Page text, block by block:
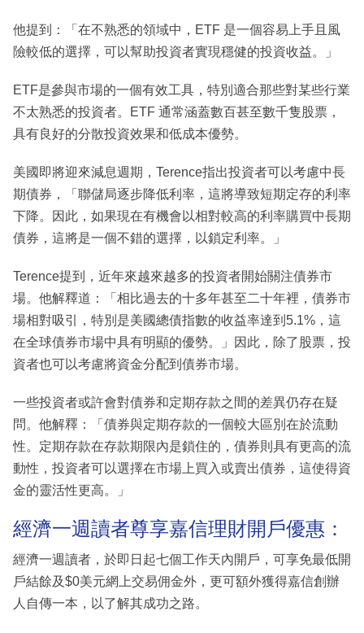
他提到：「在不熟悉的領域中，ETF 是一個容易上手且風
險較低的選擇，可以幫助投資者實現穩健的投資收益。」
ETF是參與市場的一個有效工具，特別適合那些對某些行業
不太熟悉的投資者。ETF 通常涵蓋數百甚至數千隻股票，
具有良好的分散投資效果和低成本優勢。
美國即將迎來減息週期，Terence指出投資者可以考慮中長
期債券，「聯儲局逐步降低利率，這將導致短期定存的利率
下降。因此，如果現在有機會以相對較高的利率購買中長期
債券，這將是一個不錯的選擇，以鎖定利率。」
Terence提到，近年來越來越多的投資者開始關注債券市
場。他解釋道：「相比過去的十多年甚至二十年裡，債券市
場相對吸引，特別是美國總債指數的收益率達到5.1%，這
在全球債券市場中具有明顯的優勢。」因此，除了股票，投
資者也可以考慮將資金分配到債券市場。
一些投資者或許會對債券和定期存款之間的差異仍存在疑
問。他解釋：「債券與定期存款的一個較大區別在於流動
性。定期存款在存款期限內是鎖住的，債券則具有更高的流
動性，投資者可以選擇在市場上買入或賣出債券，這使得資
金的靈活性更高。」
經濟一週讀者尊享嘉信理財開戶優惠：
經濟一週讀者，於即日起七個工作天內開戶，可享免最低開
戶結餘及$0美元網上交易佣金外，更可額外獲得嘉信創辦
人自傳一本，以了解其成功之路。